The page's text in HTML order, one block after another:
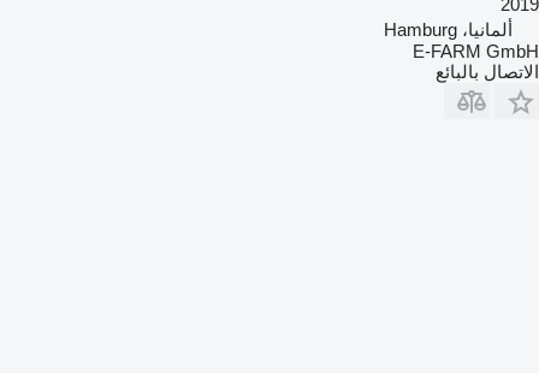
ألمانيا، Hamburg
E-FARM GmbH
الاتصال بالبائع